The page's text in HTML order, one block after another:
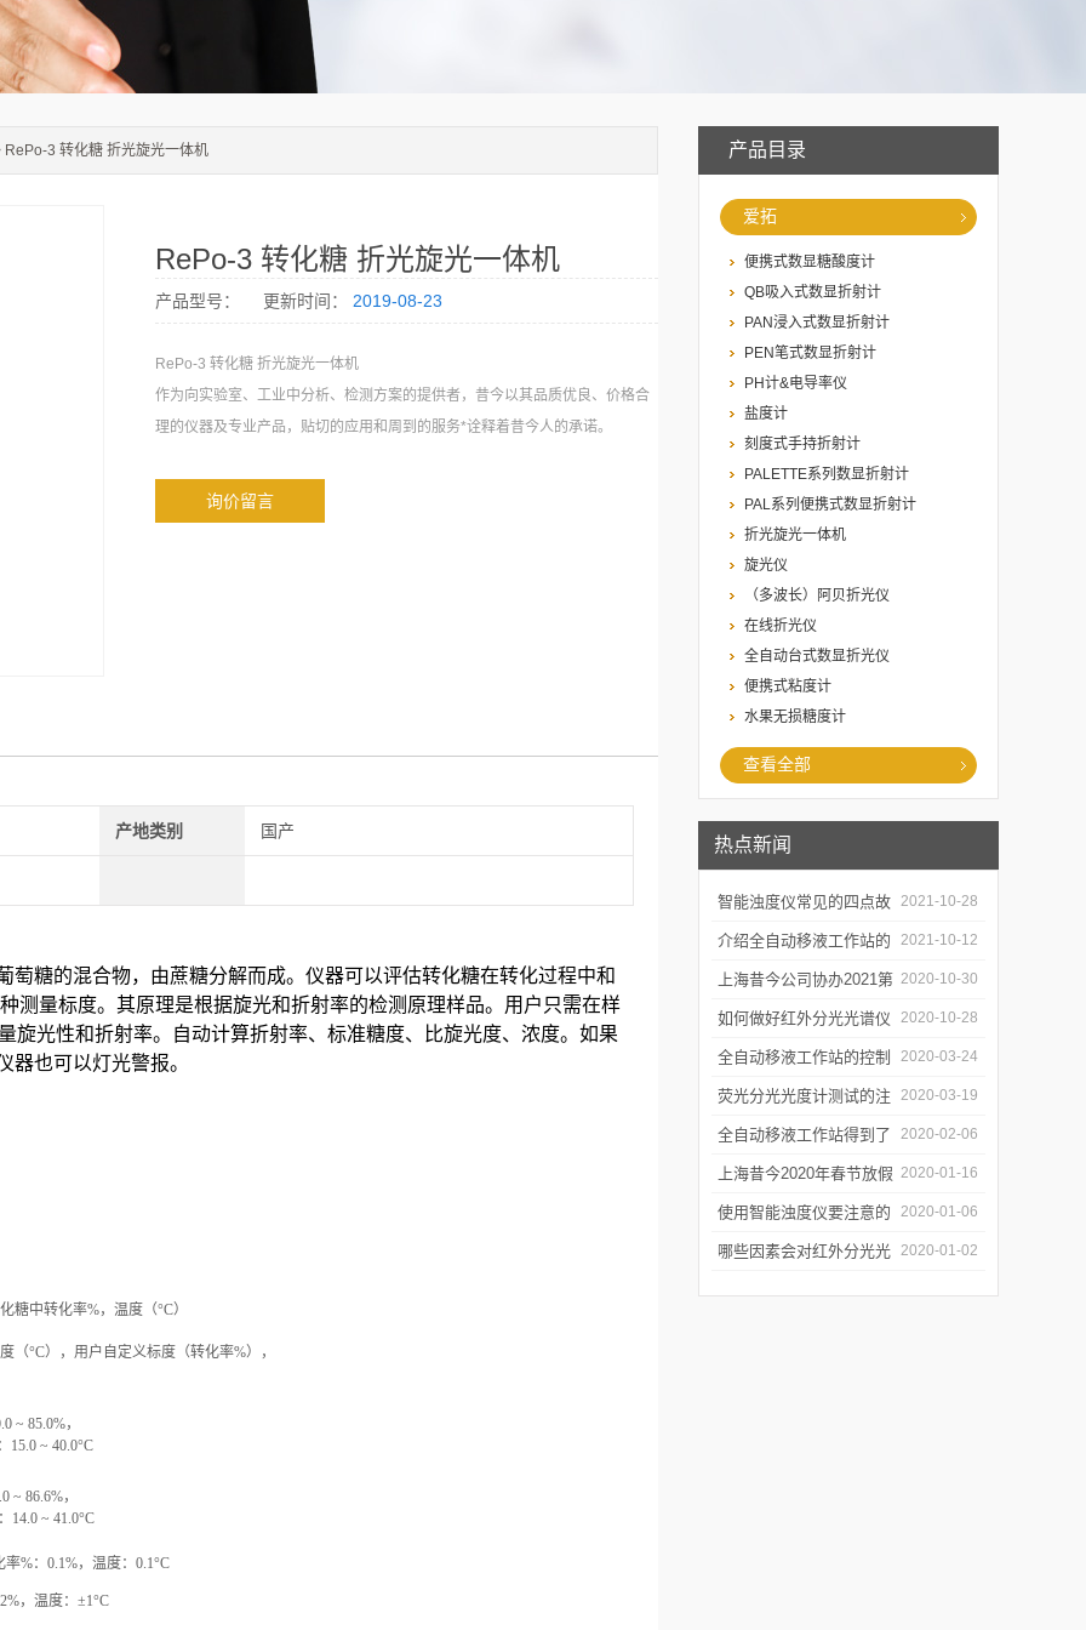
产品目录
爱拓
便携式数显糖酸度计
QB吸入式数显折射计
PAN浸入式数显折射计
PEN笔式数显折射计
PH计&电导率仪
盐度计
刻度式手持折射计
PALETTE系列数显折射计
PAL系列便携式数显折射计
折光旋光一体机
旋光仪
（多波长）阿贝折光仪
在线折光仪
全自动台式数显折光仪
便携式粘度计
水果无损糖度计
查看全部
热点新闻
智能浊度仪常见的四点故
障
2021-10-28
介绍全自动移液工作站的
三种移液方式
2021-10-12
上海昔今公司协办2021第
二届上海沪助科研圈发展
年会
2020-10-30
如何做好红外分光光谱仪
的防潮工作
2020-10-28
全自动移液工作站的控制
软件有哪些特点
2020-03-24
荧光分光光度计测试的注
意事项有哪些
2020-03-19
全自动移液工作站得到了
广泛的应用
2020-02-06
上海昔今2020年春节放假
通知
2020-01-16
使用智能浊度仪要注意的
几个要点
2020-01-06
哪些因素会对红外分光光 2020-01-02
3 转化糖 折光旋光一体机
RePo-3 转化糖 折光旋光一体机
产品型号： 更新时间： 2019-08-23
RePo-3 转化糖 折光旋光一体机
作为向实验室、工业中分析、检测方案的提供者，昔今以其品质优良、价格合
理的仪器及专业产品，贴切的应用和周到的服务*诠释着昔今人的承诺。
询价留言
产地类别 国产
萄糖的混合物，由蔗糖分解而成。仪器可以评估转化糖在转化过程中和
种测量标度。 其原理是根据旋光和折射率的检测原理样品。用户只需在样
旋光性和折射率。自动计算折射率、标准糖度、比旋光度、浓度。如果
也可以灯光警报。
糖中转化率%，温度（°C）
（°C），用户自定义标度（转化率%），
~ 85.0%，
15.0 ~ 40.0°C
~ 86.6%，
14.0 ~ 41.0°C
%：0.1%，温度：0.1°C
，温度：±1°C